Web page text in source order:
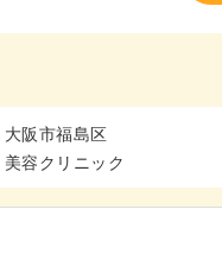
大阪市福島区
美容クリニック